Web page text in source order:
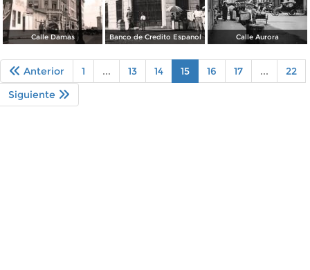
Calle Damas Banco de Credito Espanol Calle Aurora
Anterior 1 ... 13 14 15 16 17 ...
22
Siguiente